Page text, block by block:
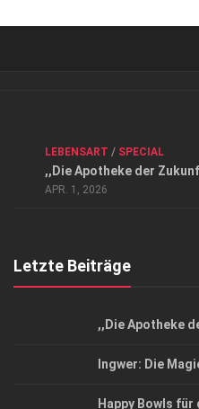
Datenschutzerklärung
Top Magazin Dresden /
LEBENSART / SPECIAL
,,Die Apotheke der
APR. 1, 2026
Letzte Beiträge
,,Die Apotheke
Ingwer: Die
Happy Bowls für